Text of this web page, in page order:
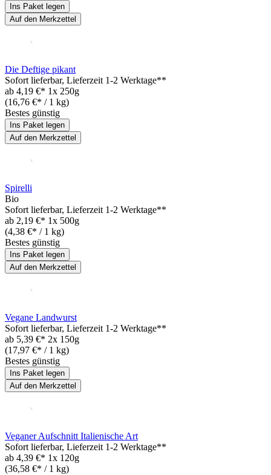
Ins Paket legen
Auf den Merkzettel
Die Deftige pikant
Sofort lieferbar, Lieferzeit 1-2 Werktage**
ab 4,19 €* 1x 250g
(16,76 €* / 1 kg)
Bestes günstig
Ins Paket legen
Auf den Merkzettel
Spirelli
Bio
Sofort lieferbar, Lieferzeit 1-2 Werktage**
ab 2,19 €* 1x 500g
(4,38 €* / 1 kg)
Bestes günstig
Ins Paket legen
Auf den Merkzettel
Vegane Landwurst
Sofort lieferbar, Lieferzeit 1-2 Werktage**
ab 5,39 €* 2x 150g
(17,97 €* / 1 kg)
Bestes günstig
Ins Paket legen
Auf den Merkzettel
Veganer Aufschnitt Italienische Art
Sofort lieferbar, Lieferzeit 1-2 Werktage**
ab 4,39 €* 1x 120g
(36,58 €* / 1 kg)